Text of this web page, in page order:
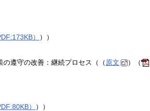
） ））
遵守の改善：継続プロセス（（ 原文 ）（
） ））